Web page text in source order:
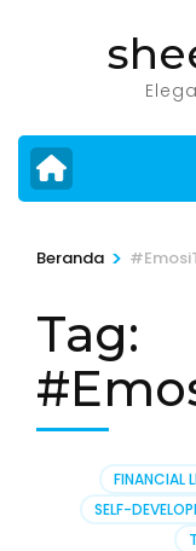
Enter)
Beranda >
Tag:
FINANCIAL
SELF-